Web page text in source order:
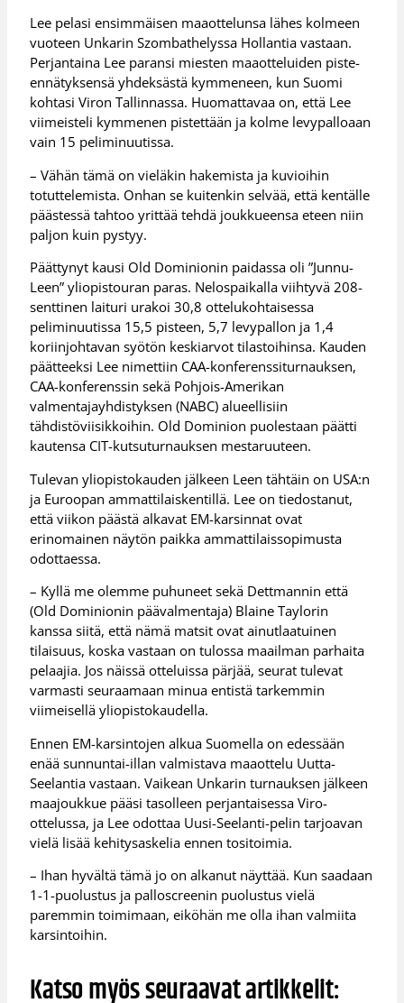
Lee pelasi ensimmäisen maaottelunsa lähes kolmeen
vuoteen Unkarin Szombathelyssa Hollantia vastaan.
Perjantaina Lee paransi miesten maaotteluiden piste-
ennätyksensä yhdeksästä kymmeneen, kun Suomi
kohtasi Viron Tallinnassa. Huomattavaa on, että Lee
viimeisteli kymmenen pistettään ja kolme levypalloaan
vain 15 peliminuutissa.
– Vähän tämä on vieläkin hakemista ja kuvioihin
totuttelemista. Onhan se kuitenkin selvää, että kentälle
päästessä tahtoo yrittää tehdä joukkueensa eteen niin
paljon kuin pystyy.
Päättynyt kausi Old Dominionin paidassa oli ”Junnu-
Leen” yliopistouran paras. Nelospaikalla viihtyvä 208-
senttinen laituri urakoi 30,8 ottelukohtaisessa
peliminuutissa 15,5 pisteen, 5,7 levypallon ja 1,4
koriinjohtavan syötön keskiarvot tilastoihinsa. Kauden
päätteeksi Lee nimettiin CAA-konferenssiturnauksen,
CAA-konferenssin sekä Pohjois-Amerikan
valmentajayhdistyksen (NABC) alueellisiin
tähdistöviisikkoihin. Old Dominion puolestaan päätti
kautensa CIT-kutsuturnauksen mestaruuteen.
Tulevan yliopistokauden jälkeen Leen tähtäin on USA:n
ja Euroopan ammattilaiskentillä. Lee on tiedostanut,
että viikon päästä alkavat EM-karsinnat ovat
erinomainen näytön paikka ammattilaissopimusta
odottaessa.
– Kyllä me olemme puhuneet sekä Dettmannin että
(Old Dominionin päävalmentaja) Blaine Taylorin
kanssa siitä, että nämä matsit ovat ainutlaatuinen
tilaisuus, koska vastaan on tulossa maailman parhaita
pelaajia. Jos näissä otteluissa pärjää, seurat tulevat
varmasti seuraamaan minua entistä tarkemmin
viimeisellä yliopistokaudella.
Ennen EM-karsintojen alkua Suomella on edessään
enää sunnuntai-illan valmistava maaottelu Uutta-
Seelantia vastaan. Vaikean Unkarin turnauksen jälkeen
maajoukkue pääsi tasolleen perjantaisessa Viro-
ottelussa, ja Lee odottaa Uusi-Seelanti-pelin tarjoavan
vielä lisää kehitysaskelia ennen tositoimia.
– Ihan hyvältä tämä jo on alkanut näyttää. Kun saadaan
1-1-puolustus ja palloscreenin puolustus vielä
paremmin toimimaan, eiköhän me olla ihan valmiita
karsintoihin.
Katso myös seuraavat artikkelit: